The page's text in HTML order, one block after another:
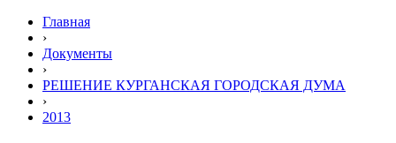
Главная
›
Документы
›
РЕШЕНИЕ КУРГАНСКАЯ ГОРОДСКАЯ ДУМА
›
2013